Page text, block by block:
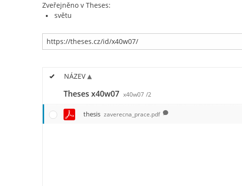
Zveřejněno v Theses:
světu
NÁZEV
Theses x40w07 x40w07 /2
thesis zaverecna_prace.pdf